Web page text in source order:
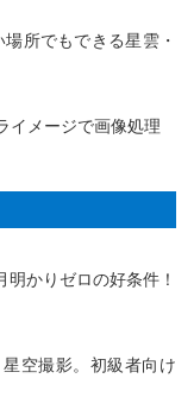
所でもできる星雲・
イメージで画像処理
かりゼロの好条件！
空撮影。初級者向け